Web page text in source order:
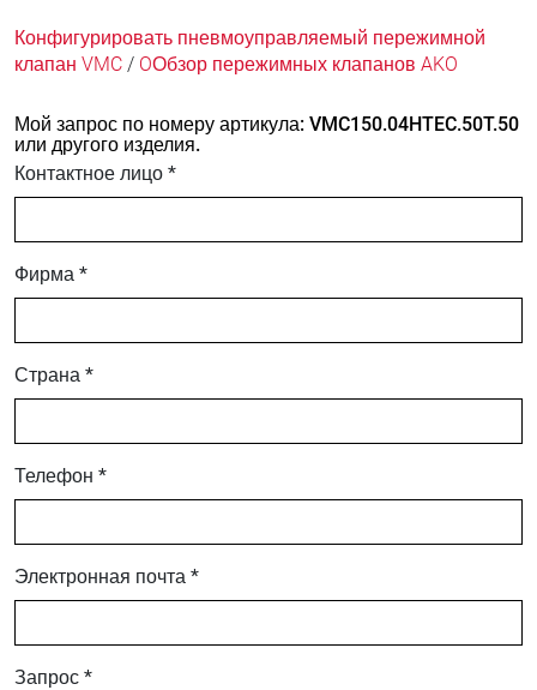
Конфигурировать пневмоуправляемый пережимной
клапан VMC / OОбзор пережимных клапанов AKO
Мой запрос по номеру артикула: VMC150.04HTEC.50T.50
или другого изделия.
Контактное лицо *
Фирма *
Страна *
Телефон *
Электронная почта *
Запрос *